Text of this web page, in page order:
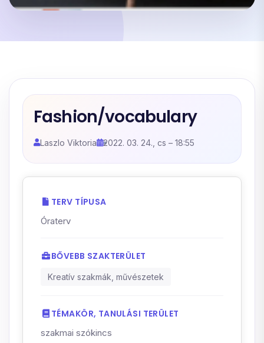
Fashion/vocabulary
Laszlo Viktoria 2022. 03. 24., cs – 18:55
TERV TÍPUSA
Óraterv
BŐVEBB SZAKTERÜLET
Kreatív szakmák, művészetek
TÉMAKÖR, TANULÁSI TERÜLET
szakmai szókincs